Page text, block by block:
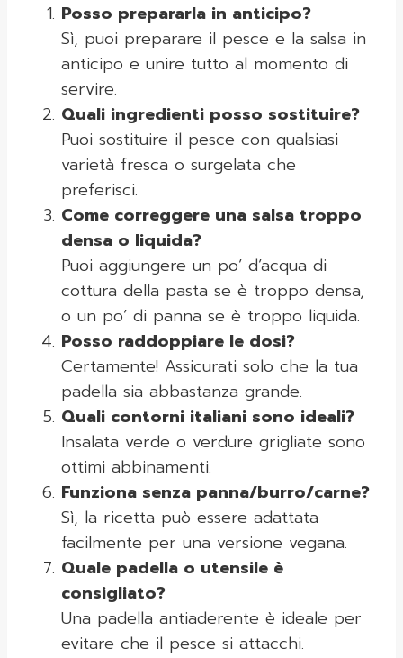
Posso prepararla in anticipo?
Sì, puoi preparare il pesce e la salsa in
anticipo e unire tutto al momento di
servire.
Quali ingredienti posso sostituire?
Puoi sostituire il pesce con qualsiasi
varietà fresca o surgelata che
preferisci.
Come correggere una salsa troppo
densa o liquida?
Puoi aggiungere un po’ d’acqua di
cottura della pasta se è troppo densa,
o un po’ di panna se è troppo liquida.
Posso raddoppiare le dosi?
Certamente! Assicurati solo che la tua
padella sia abbastanza grande.
Quali contorni italiani sono ideali?
Insalata verde o verdure grigliate sono
ottimi abbinamenti.
Funziona senza panna/burro/carne?
Sì, la ricetta può essere adattata
facilmente per una versione vegana.
Quale padella o utensile è
consigliato?
Una padella antiaderente è ideale per
evitare che il pesce si attacchi.